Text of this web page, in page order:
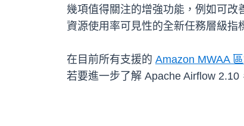
幾項值得關注的增強功能，例如可
資源使用率可見性的全新任務層級
在目前所有支援的 Amazon MWAA
若要進一步了解 Apache Airflow 2.10